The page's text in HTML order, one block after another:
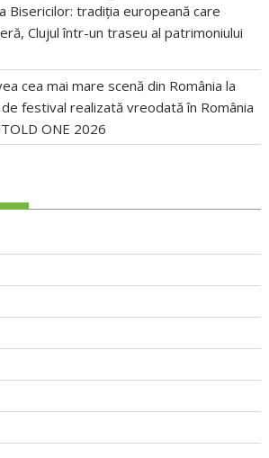
Bisericilor: tradiția europeană care
Clujul într-un traseu al patrimoniului
cea mai mare scenă din România la
festival realizată vreodată în România
ONE 2026